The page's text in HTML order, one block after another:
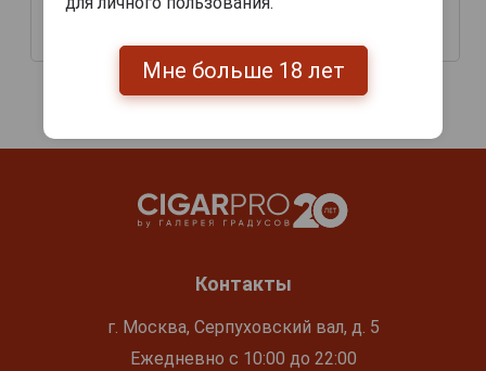
Фленсбургер Пилснер 5л
2 204 руб.
Фленсбургер Вайцен 5л
2 203 руб.
Контакты
г. Москва, Серпуховский вал, д. 5
Ежедневно с 10:00 до 22:00
Мне больше 18 лет